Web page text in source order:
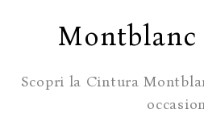
Scopri la Cintura